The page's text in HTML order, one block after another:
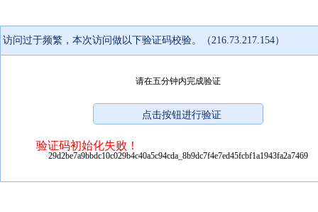
访问过于频繁，本次访问做以下验证码校验。（216.73.217.154）
请在五分钟内完成验证
验证码初始化失败！
29d2be7a9bbdc10c029b4c40a5c94cda_8b9dc7f4e7ed45fcbf1a1943fa2a7469